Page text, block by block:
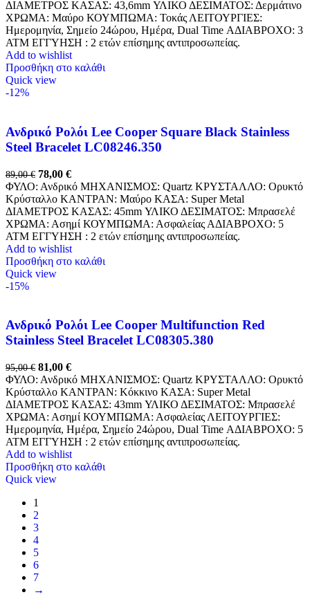
ΔΙΑΜΕΤΡΟΣ ΚΑΣΑΣ: 43,6mm ΥΛΙΚΟ ΔΕΣΙΜΑΤΟΣ: Δερμάτινο
ΧΡΩΜΑ: Μαύρο ΚΟΥΜΠΩΜΑ: Τοκάς ΛΕΙΤΟΥΡΓΙΕΣ:
Ημερομηνία, Σημείο 24ώρου, Ημέρα, Dual Time ΑΔΙΑΒΡΟΧΟ: 3
ATM ΕΓΓΥΗΣΗ : 2 ετών επίσημης αντιπροσωπείας.
Add to wishlist
Προσθήκη στο καλάθι
Quick view
-12%
Ανδρικό Ρολόι Lee Cooper Square Black Stainless
Steel Bracelet LC08246.350
89,00€ 78,00 €
ΦΥΛΟ: Ανδρικό ΜΗΧΑΝΙΣΜΟΣ: Quartz ΚΡΥΣΤΑΛΛΟ: Ορυκτό
Κρύσταλλο ΚΑΝΤΡΑΝ: Μαύρο ΚΑΣΑ: Super Metal
ΔΙΑΜΕΤΡΟΣ ΚΑΣΑΣ: 45mm ΥΛΙΚΟ ΔΕΣΙΜΑΤΟΣ: Μπρασελέ
ΧΡΩΜΑ: Ασημί ΚΟΥΜΠΩΜΑ: Ασφαλείας ΑΔΙΑΒΡΟΧΟ: 5
ATM ΕΓΓΥΗΣΗ : 2 ετών επίσημης αντιπροσωπείας.
Add to wishlist
Προσθήκη στο καλάθι
Quick view
-15%
Ανδρικό Ρολόι Lee Cooper Multifunction Red
Stainless Steel Bracelet LC08305.380
95,00€ 81,00 €
ΦΥΛΟ: Ανδρικό ΜΗΧΑΝΙΣΜΟΣ: Quartz ΚΡΥΣΤΑΛΛΟ: Ορυκτό
Κρύσταλλο ΚΑΝΤΡΑΝ: Κόκκινο ΚΑΣΑ: Super Metal
ΔΙΑΜΕΤΡΟΣ ΚΑΣΑΣ: 43mm ΥΛΙΚΟ ΔΕΣΙΜΑΤΟΣ: Μπρασελέ
ΧΡΩΜΑ: Ασημί ΚΟΥΜΠΩΜΑ: Ασφαλείας ΛΕΙΤΟΥΡΓΙΕΣ:
Ημερομηνία, Ημέρα, Σημείο 24ώρου, Dual Time ΑΔΙΑΒΡΟΧΟ: 5
ATM ΕΓΓΥΗΣΗ : 2 ετών επίσημης αντιπροσωπείας.
Add to wishlist
Προσθήκη στο καλάθι
Quick view
1
2
3
4
5
6
7
→